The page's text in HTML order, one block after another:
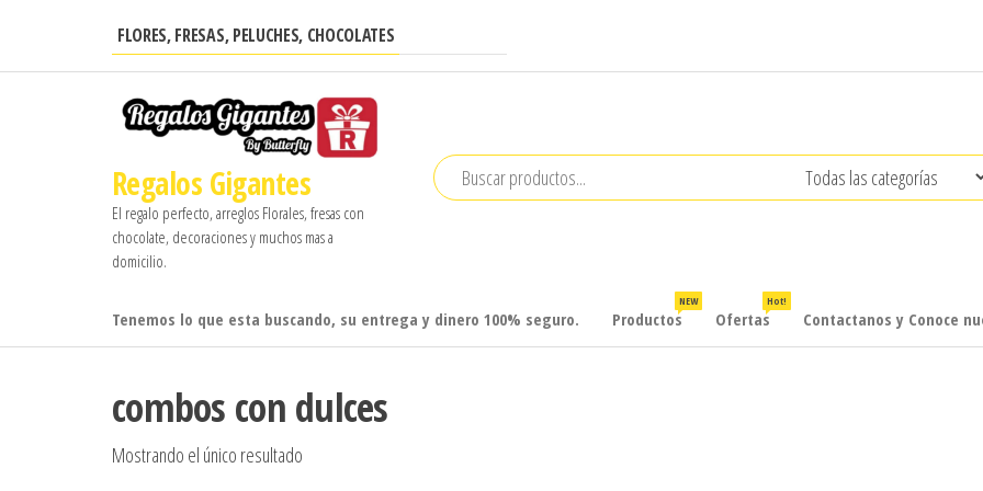
contenido
FLORES, FRESAS, PELUCHES, CHOCOLATES
Regalos Gigantes
El regalo perfecto, arreglos Florales, fresas con
chocolate, decoraciones y muchos mas a
domicilio.
Tenemos lo que esta buscando, su entrega y dinero 100% seguro. Productos
NEW
Ofertas
Hot!
Contactanos y Conoce
combos con dulces
Mostrando el único resultado